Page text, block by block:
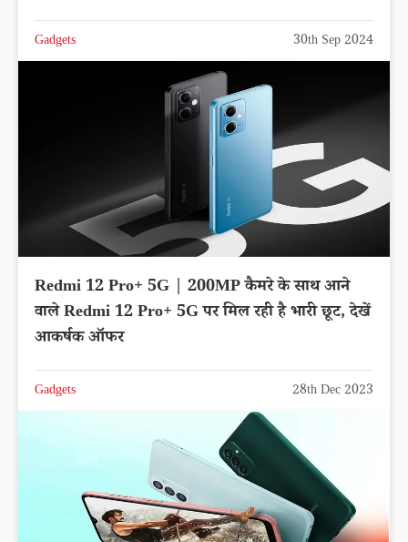
Gadgets 30th Sep 2024
Redmi 12 Pro+ 5G | 200MP कैमरे के साथ आने
वाले Redmi 12 Pro+ 5G पर मिल रही है भारी छूट, देखें
आकर्षक ऑफर
Gadgets 28th Dec 2023